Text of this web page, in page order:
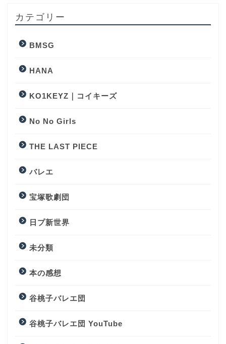
カテゴリー
BMSG
HANA
KO1KEYZ｜コイキーズ
No No Girls
THE LAST PIECE
バレエ
宝塚歌劇団
日プ新世界
未分類
本の感想
谷桃子バレエ団
谷桃子バレエ団 YouTube